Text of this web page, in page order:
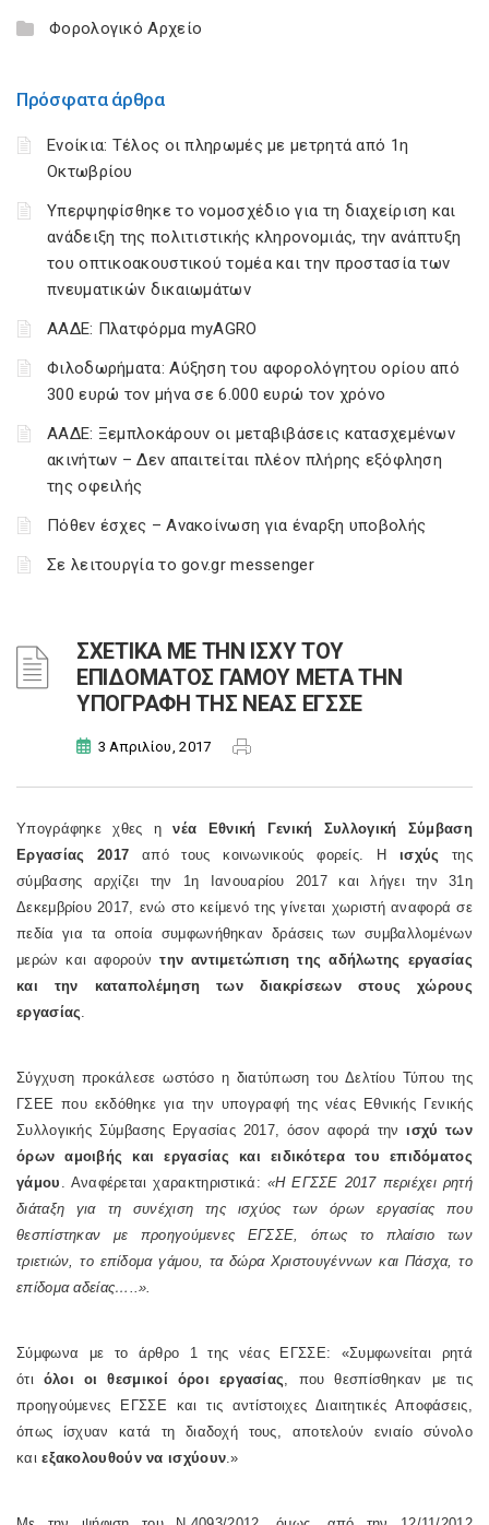
Φορολογικό Αρχείο
Πρόσφατα άρθρα
Ενοίκια: Τέλος οι πληρωμές με μετρητά από 1η
Οκτωβρίου
Υπερψηφίσθηκε το νομοσχέδιο για τη διαχείριση και
ανάδειξη της πολιτιστικής κληρονομιάς, την ανάπτυξη
του οπτικοακουστικού τομέα και την προστασία των
πνευματικών δικαιωμάτων
ΑΑΔΕ: Πλατφόρμα myAGRO
Φιλοδωρήματα: Αύξηση του αφορολόγητου ορίου από
300 ευρώ τον μήνα σε 6.000 ευρώ τον χρόνο
ΑΑΔΕ: Ξεμπλοκάρουν οι μεταβιβάσεις κατασχεμένων
ακινήτων – Δεν απαιτείται πλέον πλήρης εξόφληση
της οφειλής
Πόθεν έσχες – Ανακοίνωση για έναρξη υποβολής
Σε λειτουργία το gov.gr messenger
ΣΧΕΤΙΚΑ ΜΕ ΤΗΝ ΙΣΧΥ ΤΟΥ
ΕΠΙΔΟΜΑΤΟΣ ΓΑΜΟΥ ΜΕΤΑ ΤΗΝ
ΥΠΟΓΡΑΦΗ ΤΗΣ ΝΕΑΣ ΕΓΣΣΕ
3 Απριλίου, 2017
Υπογράφηκε χθες η
νέα Εθνική Γενική Συλλογική Σύμβαση
Εργασίας 2017
από τους κοινωνικούς φορείς. Η ισχύς
της
σύμβασης αρχίζει την 1η Ιανουαρίου 2017 και λήγει την 31η
Δεκεμβρίου 2017, ενώ στο κείμενό της γίνεται χωριστή αναφορά σε
πεδία για τα οποία συμφωνήθηκαν δράσεις των συμβαλλομένων
μερών και αφορούν την αντιμετώπιση της αδήλωτης εργασίας
και την καταπολέμηση των διακρίσεων στους χώρους
εργασίας.
Σύγχυση προκάλεσε ωστόσο η διατύπωση του Δελτίου Τύπου της
ΓΣΕΕ που εκδόθηκε για την υπογραφή της νέας Εθνικής Γενικής
Συλλογικής Σύμβασης Εργασίας 2017, όσον αφορά την ισχύ των
όρων αμοιβής και εργασίας και ειδικότερα του επιδόματος
γάμου . Αναφέρεται χαρακτηριστικά: «Η ΕΓΣΣΕ 2017 περιέχει ρητή
διάταξη για τη συνέχιση της ισχύος των όρων εργασίας που
θεσπίστηκαν με προηγούμενες ΕΓΣΣΕ, όπως το πλαίσιο των
τριετιών, το επίδομα γάμου, τα δώρα Χριστουγέννων και Πάσχα, το
επίδομα αδείας…..».
Σύμφωνα με το άρθρο 1 της νέας ΕΓΣΣΕ: «Συμφωνείται ρητά
ότι
όλοι οι θεσμικοί όροι εργασίας, που θεσπίσθηκαν με τις
προηγούμενες ΕΓΣΣΕ και τις αντίστοιχες Διαιτητικές Αποφάσεις,
όπως ίσχυαν κατά τη διαδοχή τους, αποτελούν ενιαίο σύνολο
και εξακολουθούν να ισχύουν.»